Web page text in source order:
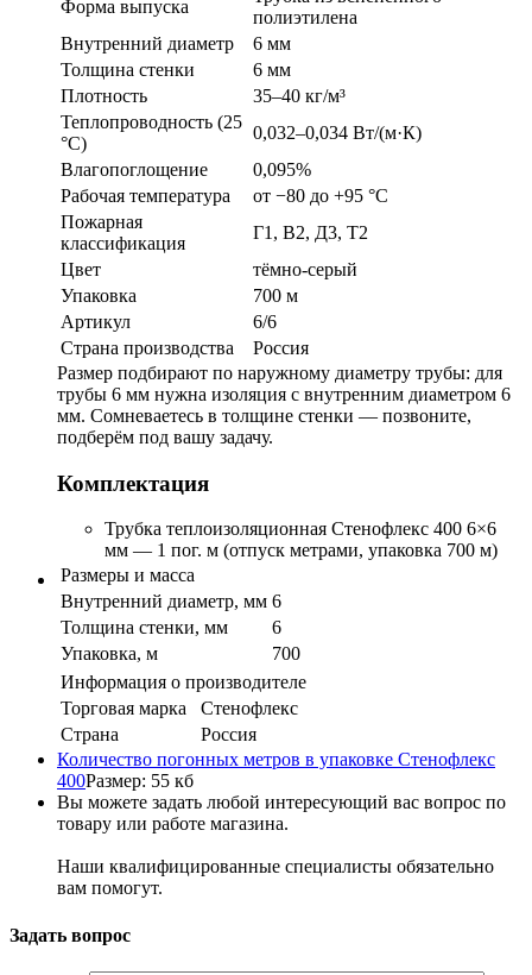
Форма выпуска
полиэтилена
Внутренний диаметр
6 мм
Толщина стенки
6 мм
Плотность
35–40 кг/м³
Теплопроводность (25
°C)
0,032–0,034 Вт/(м·К)
Влагопоглощение
0,095%
Рабочая температура
от −80 до +95 °C
Пожарная
классификация
Г1, В2, Д3, Т2
Цвет
тёмно-серый
Упаковка
700 м
Артикул
6/6
Страна производства
Россия
Размер подбирают по наружному диаметру трубы: для
трубы 6 мм нужна изоляция с внутренним диаметром 6
мм. Сомневаетесь в толщине стенки — позвоните,
подберём под вашу задачу.
Комплектация
Трубка теплоизоляционная Стенофлекс 400 6×6
мм — 1 пог. м (отпуск метрами, упаковка 700 м)
Размеры и масса
Внутренний диаметр, мм 6
Толщина стенки, мм
6
Упаковка, м
700
Информация о производителе
Торговая марка
Стенофлекс
Страна
Россия
Количество погонных метров в упаковке Стенофлекс
400Размер: 55 кб
Вы можете задать любой интересующий вас вопрос по
товару или работе магазина.
Наши квалифицированные специалисты обязательно
вам помогут.
Задать вопрос